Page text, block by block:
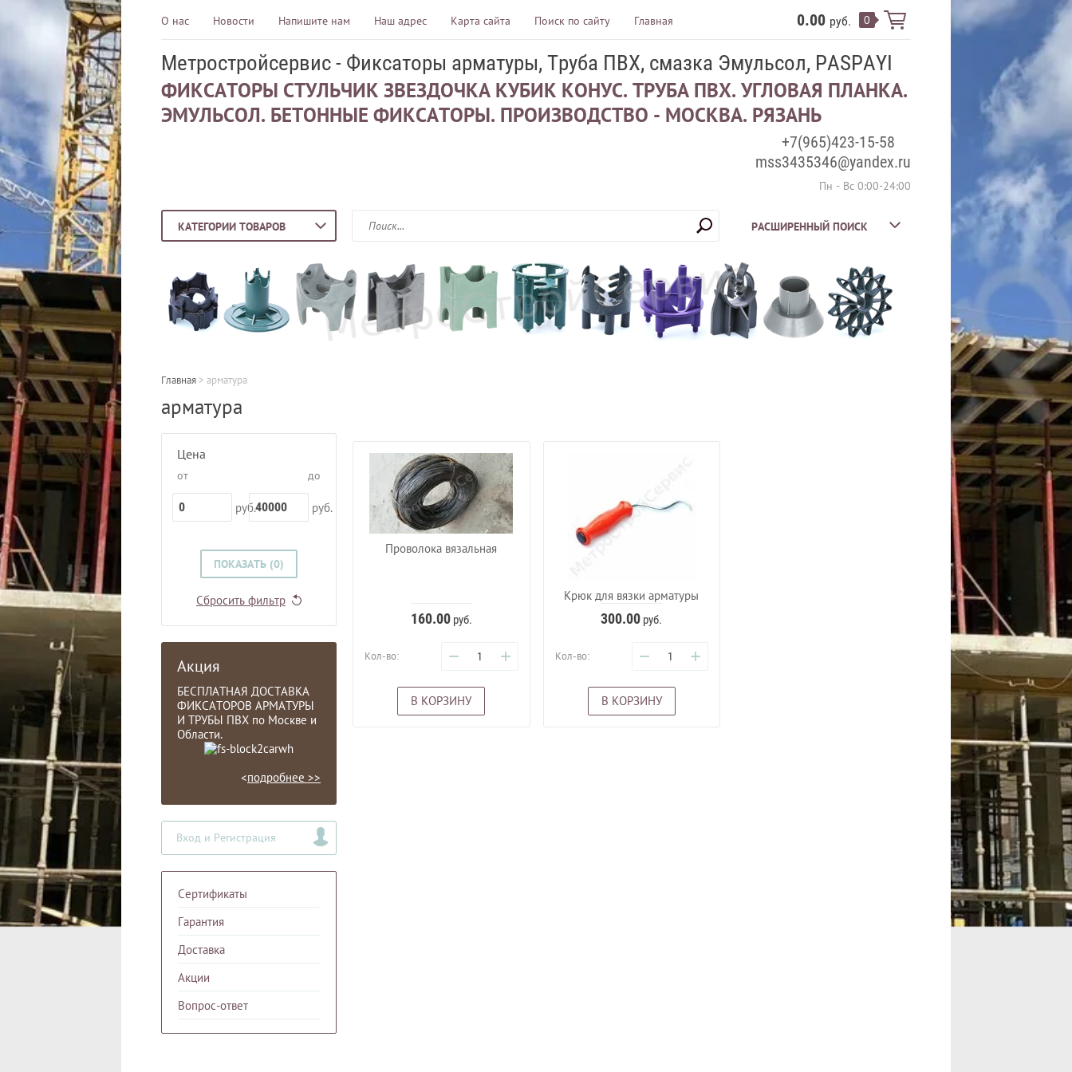
О нас Новости Напишите нам Наш адрес Карта сайта Поиск по сайту Главная 0.00 руб. 0
Метростройсервис - Фиксаторы арматуры, Труба ПВХ, смазка Эмульсол, PASPAYI
ФИКСАТОРЫ СТУЛЬЧИК ЗВЕЗДОЧКА КУБИК КОНУС. ТРУБА ПВХ. УГЛОВАЯ ПЛАНКА.
ЭМУЛЬСОЛ. БЕТОННЫЕ ФИКСАТОРЫ. ПРОИЗВОДСТВО - МОСКВА. РЯЗАНЬ
+7(965)423-15-58
mss3435346@yandex.ru
Пн - Вс 0:00-24:00
КАТЕГОРИИ ТОВАРОВ РАСШИРЕННЫЙ ПОИСК
Главная > арматура
арматура
Цена
от до
руб. руб.
ПОКАЗАТЬ (0)
Сбросить фильтр
Акция
БЕСПЛАТНАЯ ДОСТАВКА
ФИКСАТОРОВ АРМАТУРЫ
И ТРУБЫ ПВХ по Москве и
Области.
<подробнее >>
Вход и Регистрация
Сертификаты
Гарантия
Доставка
Акции
Вопрос-ответ
Проволока вязальная
160.00руб.
Кол-во: − +
В КОРЗИНУ
Крюк для вязки арматуры
300.00 руб.
Кол-во: − +
В КОРЗИНУ